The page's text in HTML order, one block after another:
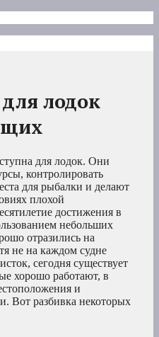
лодок
для лодок. Они
контролировать
для рыбалки и делают
плохой
достижения в
небольших
отразились на
не на каждом судне
сегодня существует
хорошо работают, в
и
Вот разбивка некоторых